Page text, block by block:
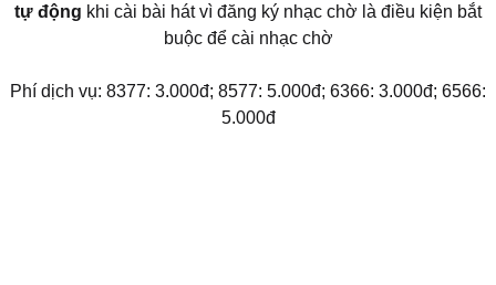
tự động khi cài bài hát vì đăng ký nhạc chờ là điều kiện bắt
buộc để cài nhạc chờ
Phí dịch vụ: 8377: 3.000đ; 8577: 5.000đ; 6366: 3.000đ; 6566:
5.000đ